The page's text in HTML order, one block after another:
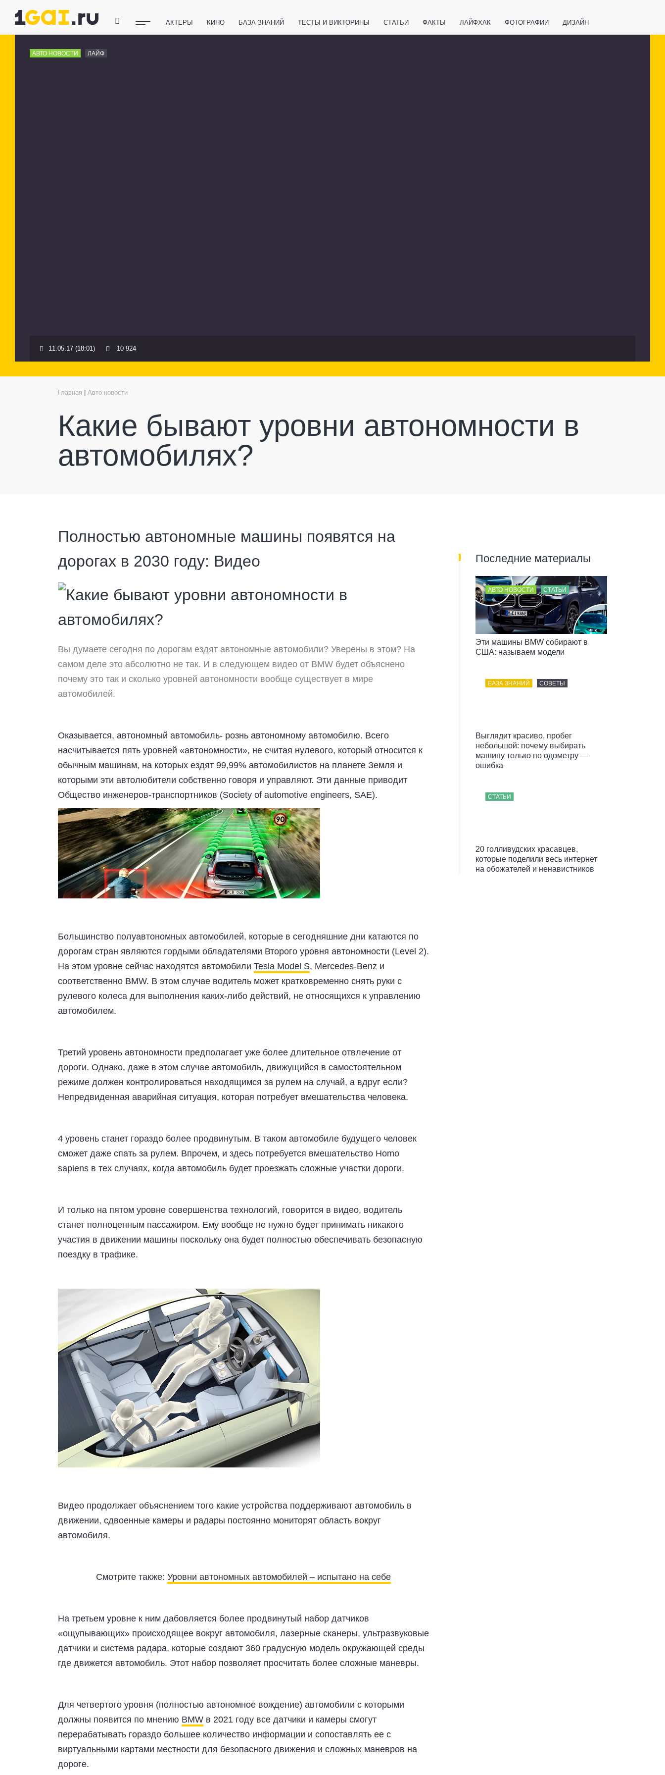
АКТЕРЫ КИНО БАЗА ЗНАНИЙ ТЕСТЫ И ВИКТОРИНЫ СТАТЬИ ФАКТЫ ЛАЙФХАК ФОТОГРАФИИ ДИЗАЙН
АВТО НОВОСТИ ЛАЙФ
11.05.17 (18:01) 10 924
Главная Авто новости
Какие бывают уровни автономности в
автомобилях?
Полностью автономные машины появятся на
дорогах в 2030 году: Видео
Вы думаете сегодня по дорогам ездят автономные автомобили? Уверены в этом? На
самом деле это абсолютно не так. И в следующем видео от BMW будет объяснено
почему это так и сколько уровней автономности вообще существует в мире
автомобилей.
Оказывается, автономный автомобиль- рознь автономному автомобилю. Всего
насчитывается пять уровней «автономности», не считая нулевого, который относится к
обычным машинам, на которых ездят 99,99% автомобилистов на планете Земля и
которыми эти автолюбители собственно говоря и управляют. Эти данные приводит
Общество инженеров-транспортников (Society of automotive engineers, SAE).
Большинство полуавтономных автомобилей, которые в сегодняшние дни катаются по
дорогам стран являются гордыми обладателями Второго уровня автономности (Level 2).
На этом уровне сейчас находятся автомобили Tesla Model S, Mercedes-Benz и
соответственно BMW. В этом случае водитель может кратковременно снять руки с
рулевого колеса для выполнения каких-либо действий, не относящихся к управлению
автомобилем.
Третий уровень автономности предполагает уже более длительное отвлечение от
дороги. Однако, даже в этом случае автомобиль, движущийся в самостоятельном
режиме должен контролироваться находящимся за рулем на случай, а вдруг если?
Непредвиденная аварийная ситуация, которая потребует вмешательства человека.
4 уровень станет гораздо более продвинутым. В таком автомобиле будущего человек
сможет даже спать за рулем. Впрочем, и здесь потребуется вмешательство Homo
sapiens в тех случаях, когда автомобиль будет проезжать сложные участки дороги.
И только на пятом уровне совершенства технологий, говорится в видео, водитель
станет полноценным пассажиром. Ему вообще не нужно будет принимать никакого
участия в движении машины поскольку она будет полностью обеспечивать безопасную
поездку в трафике.
Видео продолжает объяснением того какие устройства поддерживают автомобиль в
движении, сдвоенные камеры и радары постоянно мониторят область вокруг
автомобиля.
Смотрите также: Уровни автономных автомобилей – испытано на себе
На третьем уровне к ним дабовляется более продвинутый набор датчиков
«ощупывающих» происходящее вокруг автомобиля, лазерные сканеры, ультразвуковые
датчики и система радара, которые создают 360 градусную модель окружающей среды
где движется автомобиль. Этот набор позволяет просчитать более сложные маневры.
Для четвертого уровня (полностью автономное вождение) автомобили с которыми
должны появится по мнению BMW в 2021 году все датчики и камеры смогут
перерабатывать гораздо большее количество информации и сопоставлять ее с
виртуальными картами местности для безопасного движения и сложных маневров на
дороге.
Последние материалы
АВТО НОВОСТИ СТАТЬИ
Эти машины BMW собирают в
США: называем модели
БАЗА ЗНАНИЙ СОВЕТЫ
Выглядит красиво, пробег
небольшой: почему выбирать
машину только по одометру —
ошибка
СТАТЬИ
20 голливудских красавцев,
которые поделили весь интернет
на обожателей и ненавистников